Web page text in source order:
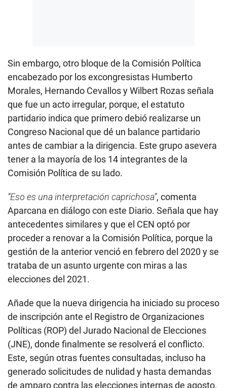
Sin embargo, otro bloque de la Comisión Política
encabezado por los excongresistas Humberto
Morales, Hernando Cevallos y Wilbert Rozas señala
que fue un acto irregular, porque, el estatuto
partidario indica que primero debió realizarse un
Congreso Nacional que dé un balance partidario
antes de cambiar a la dirigencia. Este grupo asevera
tener a la mayoría de los 14 integrantes de la
Comisión Política de su lado.
“Eso es una interpretación caprichosa”, comenta
Aparcana en diálogo con este Diario. Señala que hay
antecedentes similares y que el CEN optó por
proceder a renovar a la Comisión Política, porque la
gestión de la anterior venció en febrero del 2020 y se
trataba de un asunto urgente con miras a las
elecciones del 2021.
Añade que la nueva dirigencia ha iniciado su proceso
de inscripción ante el Registro de Organizaciones
Políticas (ROP) del Jurado Nacional de Elecciones
(JNE), donde finalmente se resolverá el conflicto.
Este, según otras fuentes consultadas, incluso ha
generado solicitudes de nulidad y hasta demandas
de amparo contra las elecciones internas de agosto.